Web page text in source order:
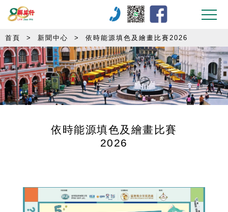
首頁 > 新聞中心 > 依時能源填色及繪畫比賽2026
依時能源填色及繪畫比賽
2026